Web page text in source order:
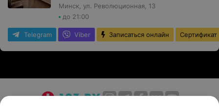
Минск, ул. Революционная, 13
до 21:00
Telegram Viber Записаться онлайн Сертификат